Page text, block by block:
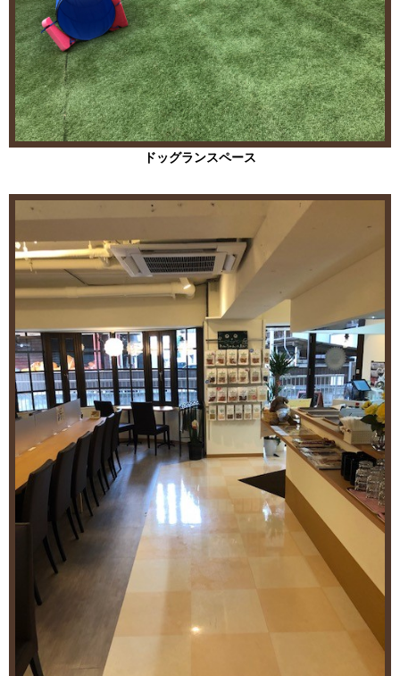
【重要なお知らせ】
8月3日から8月7日までカフェスペース改装工事の為、
お休み見させて頂きます。
尚、トリミング、ペットホテルは通常通り営業しております。
2020.05.27
6月1日より、店頭OPENにて
ご予約、物販販売など承ります。
【感染予防対策】
を踏まえた
ご協力をお願い致します。
通常営業とは、異なる場合も想定されます。ご来店の際はお問合せ
ください。
スタッフ一同、お待ちしております。
ドッグランスペース